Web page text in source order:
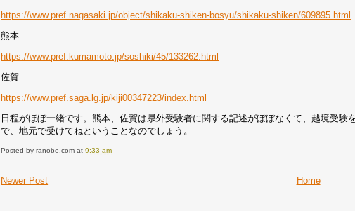
https://www.pref.nagasaki.jp/object/shikaku-shiken-bosyu/shikaku-shiken/609895.html
熊本
https://www.pref.kumamoto.jp/soshiki/45/133262.html
佐賀
https://www.pref.saga.lg.jp/kiji00347223/index.html
日程がほぼ一緒です。熊本、佐賀は県外受験者に関する記述がぼぼなくて、越境受
で、地元で受けてねということなのでしょう。
Posted byranobe.com at9:33 am
Newer Post Home